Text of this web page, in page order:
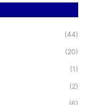
(44)
(20)
(1)
(2)
(6)